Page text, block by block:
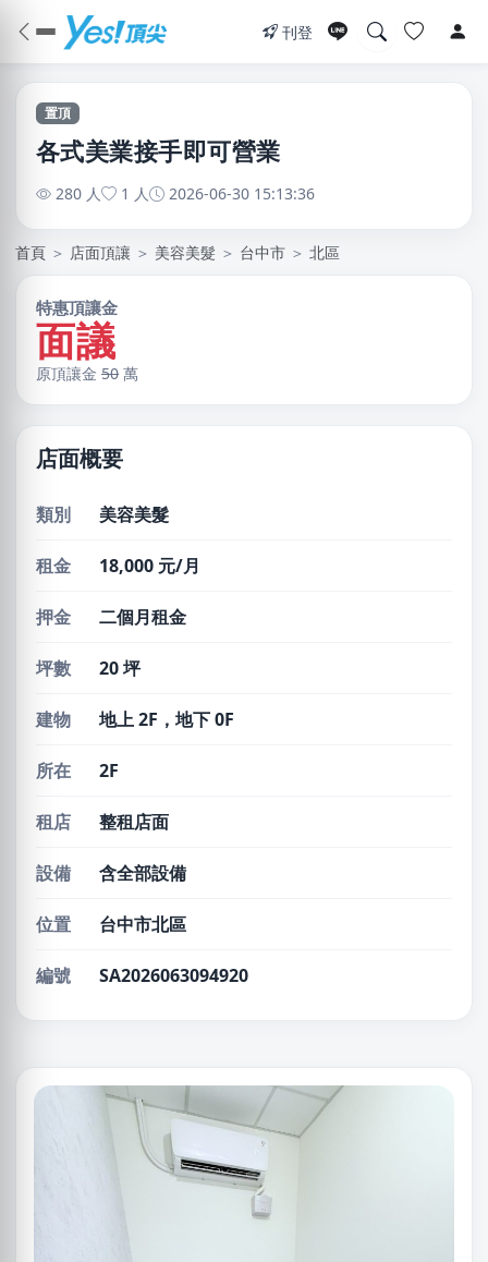
刊登
置頂
各式美業接手即可營業
280 人 1 人 2026-06-30 15:13:36
首頁 ＞ 店面頂讓 ＞ 美容美髮 ＞ 台中市 ＞ 北區
特惠頂讓金
面議
原頂讓金 50 萬
店面概要
類別 美容美髮
租金 18,000 元/月
押金 二個月租金
坪數 20 坪
建物 地上 2F，地下 0F
所在 2F
租店 整租店面
設備 含全部設備
位置 台中市北區
編號 SA2026063094920